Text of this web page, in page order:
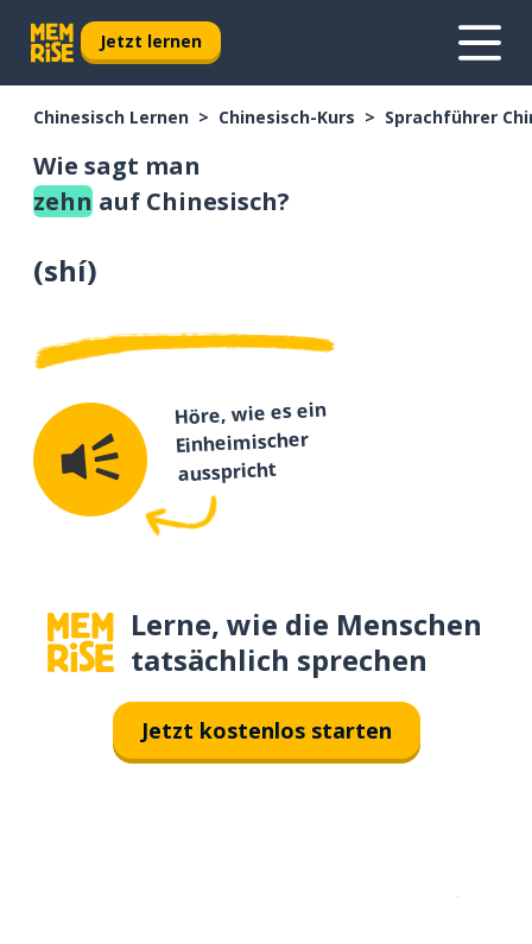
Jetzt lernen
Chinesisch Lernen Chinesisch-Kurs Sprachführer
Wie sagt man
zehn auf Chinesisch?
(shí)
Höre, wie es ein
Einheimischer
ausspricht
Lerne, wie die Menschen
tatsächlich sprechen
Jetzt kostenlos starten